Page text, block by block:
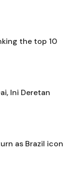
the top 10
Ini Deretan
as Brazil icon